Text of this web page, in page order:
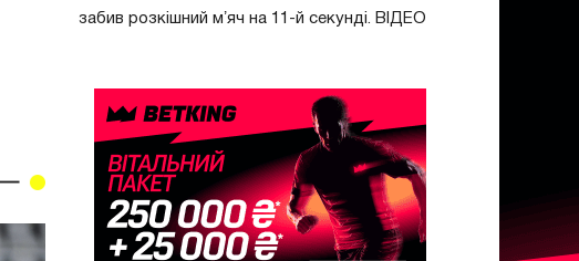
забив розкішний мʼяч на 11-й секунді. ВІДЕО